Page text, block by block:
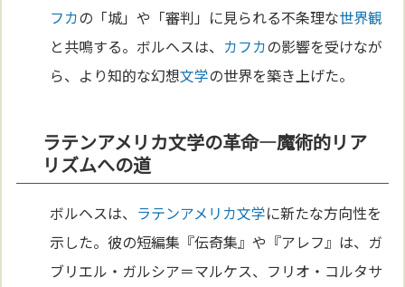
フカの「城」や「審判」に見られる不条理な世界観
と共鳴する。ボルヘスは、 カフカの影響を受けなが
ら、より知的な幻想文学の世界を築き上げた。
ラテンアメリカ文学の革命—魔術的リア
リズムへの道
ボルヘスは、 ラテンアメリカ文学に新たな方向性を
示した。彼の短編集『伝奇集』や『アレフ』は、ガ
ブリエル・ガルシア＝マルケス、フリオ・コルタサ